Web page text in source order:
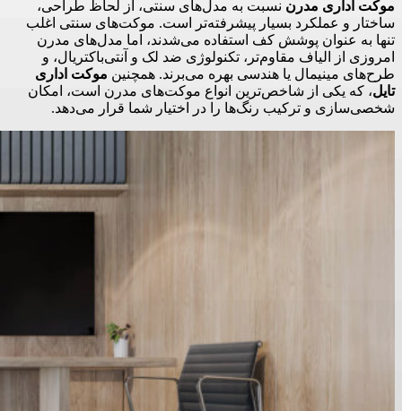
موکت اداری مدرن نسبت به مدل‌های سنتی، از لحاظ طراحی،
ساختار و عملکرد بسیار پیشرفته‌تر است. موکت‌های سنتی اغلب
تنها به عنوان پوشش کف استفاده می‌شدند، اما مدل‌های مدرن
امروزی از الیاف مقاوم‌تر، تکنولوژی ضد لک و آنتی‌باکتریال، و
طرح‌های مینیمال یا هندسی بهره می‌برند. همچنین موکت اداری
تایل، که یکی از شاخص‌ترین انواع موکت‌های مدرن است، امکان
شخصی‌سازی و ترکیب رنگ‌ها را در اختیار شما قرار می‌دهد.